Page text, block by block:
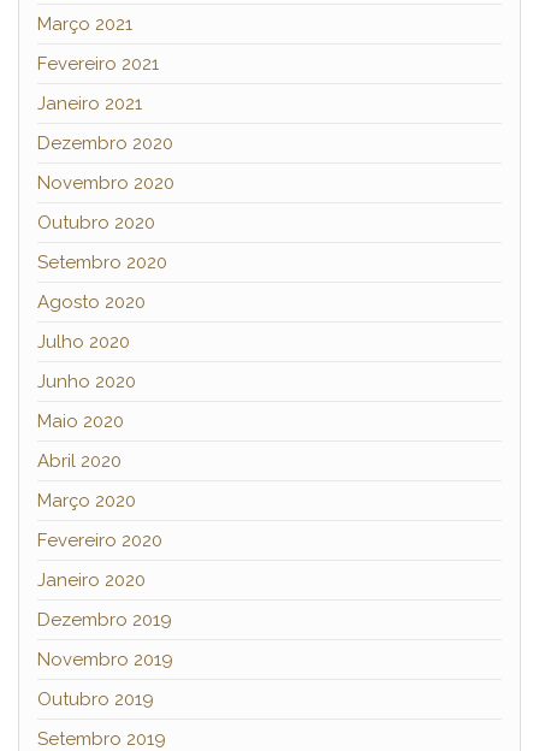
Março 2021
Fevereiro 2021
Janeiro 2021
Dezembro 2020
Novembro 2020
Outubro 2020
Setembro 2020
Agosto 2020
Julho 2020
Junho 2020
Maio 2020
Abril 2020
Março 2020
Fevereiro 2020
Janeiro 2020
Dezembro 2019
Novembro 2019
Outubro 2019
Setembro 2019